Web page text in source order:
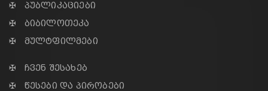
✠ პუბლიკაციები
✠ ბიბილოთეკა
✠ მულტფილმები
✠ ჩვენ შესახებ
✠ წესები და პირობები